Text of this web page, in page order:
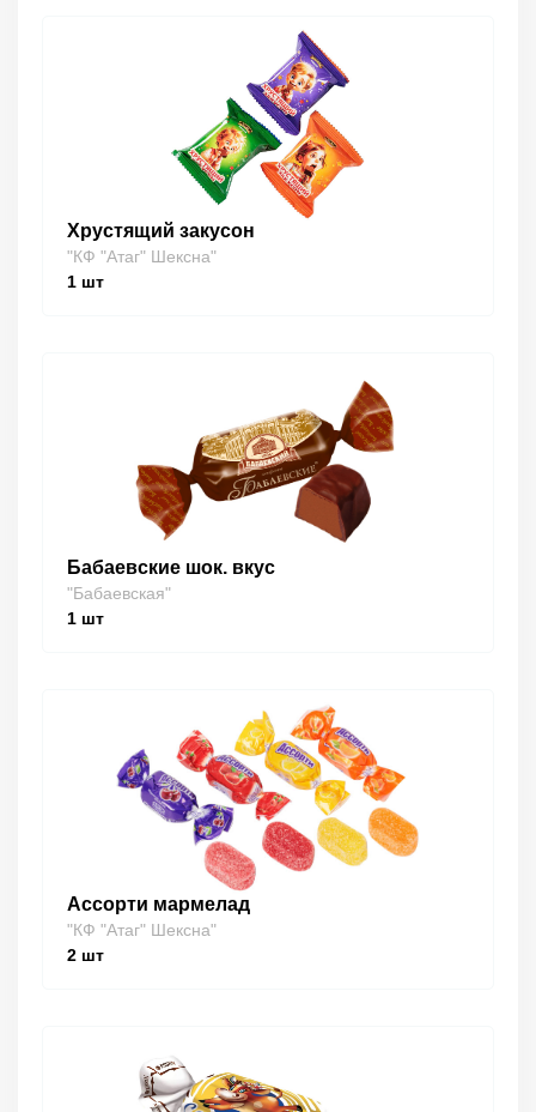
Хрустящий закусон
"КФ "Атаг" Шексна"
1 шт
Бабаевские шок. вкус
"Бабаевская"
1 шт
Ассорти мармелад
"КФ "Атаг" Шексна"
2 шт